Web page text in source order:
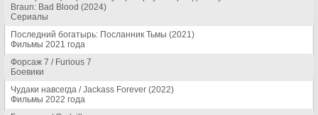
Braun: Bad Blood (2024)
Сериалы
Последний богатырь: Посланник Тьмы (2021)
Фильмы 2021 года
Форсаж 7 / Furious 7
Боевики
Чудаки навсегда / Jackass Forever (2022)
Фильмы 2022 года